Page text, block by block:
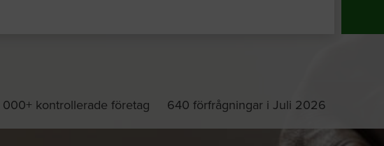
000+ kontrollerade företag 640 förfrågningar i Juli 2026